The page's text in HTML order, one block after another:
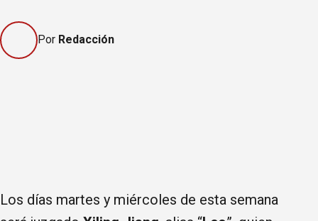
Por Redacción
Los días martes y miércoles de esta semana